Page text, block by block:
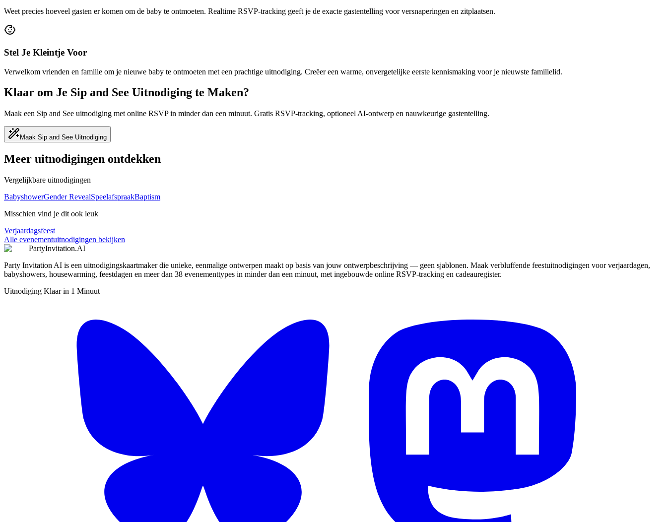
Weet precies hoeveel gasten er komen om de baby te ontmoeten. Realtime RSVP-tracking geeft je de exacte gastentelling voor versnaperingen en zitplaatsen.
Stel Je Kleintje Voor
Verwelkom vrienden en familie om je nieuwe baby te ontmoeten met een prachtige uitnodiging. Creëer een warme, onvergetelijke eerste kennismaking voor je nieuwste familielid.
Klaar om Je Sip and See Uitnodiging te Maken?
Maak een Sip and See uitnodiging met online RSVP in minder dan een minuut. Gratis RSVP-tracking, optioneel AI-ontwerp en nauwkeurige gastentelling.
Maak Sip and See Uitnodiging
Meer uitnodigingen ontdekken
Vergelijkbare uitnodigingen
BabyshowerGender RevealSpeelafspraakBaptism
Misschien vind je dit ook leuk
Verjaardagsfeest
Alle evenementuitnodigingen bekijken
PartyInvitation.AI
Party Invitation AI is een uitnodigingskaartmaker die unieke, eenmalige ontwerpen maakt op basis van jouw ontwerpbeschrijving — geen sjablonen. Maak verbluffende feestuitnodigingen voor verjaardagen,
babyshowers, housewarming, feestdagen en meer dan 38 evenementtypes in minder dan een minuut, met ingebouwde online RSVP-tracking en cadeauregister.
Uitnodiging Klaar in 1 Minuut